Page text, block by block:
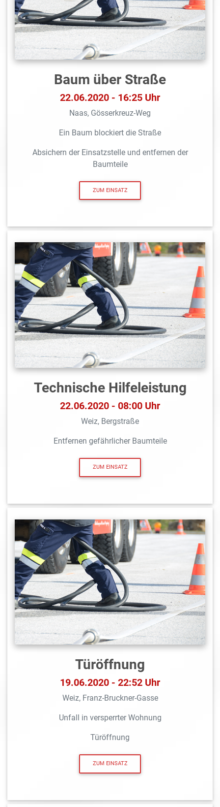
Baum über Straße
22.06.2020 - 16:25 Uhr
Naas, Gösserkreuz-Weg
Ein Baum blockiert die Straße
Absichern der Einsatzstelle und entfernen der
Baumteile
ZUM EINSATZ
Technische Hilfeleistung
22.06.2020 - 08:00 Uhr
Weiz, Bergstraße
Entfernen gefährlicher Baumteile
ZUM EINSATZ
Türöffnung
19.06.2020 - 22:52 Uhr
Weiz, Franz-Bruckner-Gasse
Unfall in versperrter Wohnung
Türöffnung
ZUM EINSATZ